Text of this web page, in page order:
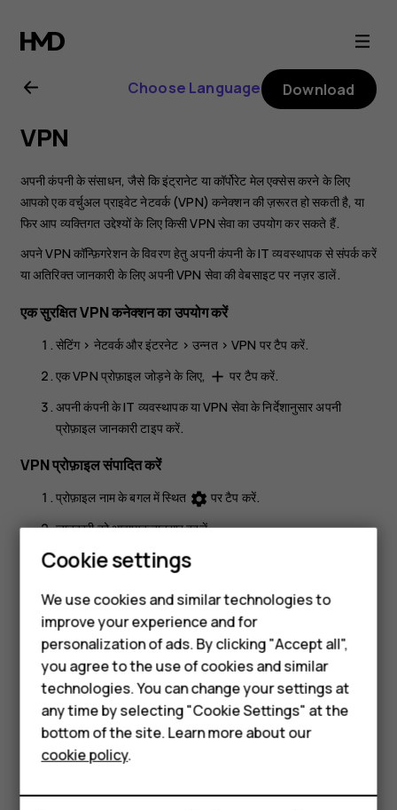
Nokia
6.2
user
guide
Smartphones
Feature phones
Phones for kids
Accessories
HMD Terra M
For business
Tablets
Choose Language Download
VPN
अपनी कंपनी के संसाधन, जैसे कि इंट्रानेट या कॉर्पोरेट मेल एक्सेस करने के लिए
आपको एक वर्चुअल प्राइवेट नेटवर्क (VPN) कनेक्शन की ज़रूरत हो सकती है, या
फिर आप व्यक्तिगत उद्देश्यों के लिए किसी VPN सेवा का उपयोग कर सकते हैं.
अपने VPN कॉन्फ़िगरेशन के विवरण हेतु अपनी कंपनी के IT व्यवस्थापक से संपर्क करें
या अतिरिक्त जानकारी के लिए अपनी VPN सेवा की वेबसाइट पर नज़र डालें.
एक सुरक्षित VPN कनेक्शन का उपयोग करें
सेटिंग> नेटवर्क और इंटरनेट >उन्नत>VPN पर टैप करें.
एक VPN प्रोफ़ाइल जोड़ने के लिए, add पर टैप करें.
अपनी कंपनी के IT व्यवस्थापक या VPN सेवा के निर्देशानुसार अपनी
प्रोफ़ाइल जानकारी टाइप करें.
VPN प्रोफ़ाइल संपादित करें
प्रोफ़ाइल नाम के बगल में स्थित settings पर टैप करें.
जानकारी को आवश्यकतानुसार बदलें.
VPN प्रोफ़ाइल हटाएं
प्रोफ़ाइल नाम के बगल में स्थितsettingsपर टैप करें.
VPN भूल गएपर टैप करें.
Did you find this helpful?
Yes No
Cookie settings
We use cookies and similar technologies to
improve your experience and for
personalization of ads. By clicking "Accept all",
you agree to the use of cookies and similar
technologies. You can change your settings at
any time by selecting "Cookie Settings" at the
bottom of the site. Learn more about our
cookie policy.